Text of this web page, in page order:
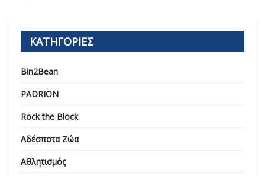
ΚΑΤΗΓΟΡΙΕΣ
Bin2Bean
PADRION
Rock the Block
Αδέσποτα Ζώα
Αθλητισμός